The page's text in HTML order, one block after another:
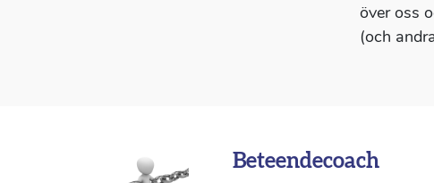
över oss
(och
Beteendecoach